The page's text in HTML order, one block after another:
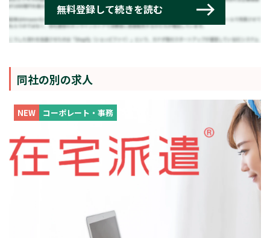
同社の別の求人
NEW コーポレート・事務